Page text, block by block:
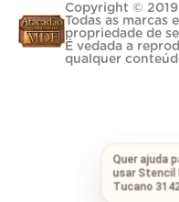
Copyright ©
Todas as marcas
propriedade de
É vedada a
qualquer